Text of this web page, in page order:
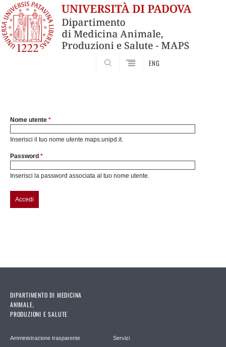
ENG
Nome utente *
Inserisci il tuo nome utente maps.unipd.it.
Password *
Inserisci la password associata al tuo nome utente.
DIPARTIMENTO DI MEDICINA
ANIMALE,
PRODUZIONI E SALUTE
Amministrazione trasparente Servizi